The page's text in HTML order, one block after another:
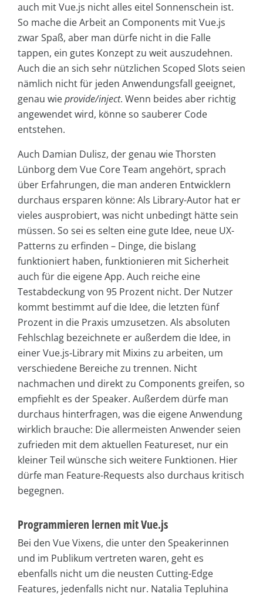
auch mit Vue.js nicht alles eitel Sonnenschein ist.
So mache die Arbeit an Components mit Vue.js
zwar Spaß, aber man dürfe nicht in die Falle
tappen, ein gutes Konzept zu weit auszudehnen.
Auch die an sich sehr nützlichen Scoped Slots seien
nämlich nicht für jeden Anwendungsfall geeignet,
genau wieprovide/inject. Wenn beides aber richtig
angewendet wird, könne so sauberer Code
entstehen.
Auch Damian Dulisz, der genau wie Thorsten
Lünborg dem Vue Core Team angehört, sprach
über Erfahrungen, die man anderen Entwicklern
durchaus ersparen könne: Als Library-Autor hat er
vieles ausprobiert, was nicht unbedingt hätte sein
müssen. So sei es selten eine gute Idee, neue UX-
Patterns zu erfinden – Dinge, die bislang
funktioniert haben, funktionieren mit Sicherheit
auch für die eigene App. Auch reiche eine
Testabdeckung von 95 Prozent nicht. Der Nutzer
kommt bestimmt auf die Idee, die letzten fünf
Prozent in die Praxis umzusetzen. Als absoluten
Fehlschlag bezeichnete er außerdem die Idee, in
einer Vue.js-Library mit Mixins zu arbeiten, um
verschiedene Bereiche zu trennen. Nicht
nachmachen und direkt zu Components greifen, so
empfiehlt es der Speaker. Außerdem dürfe man
durchaus hinterfragen, was die eigene Anwendung
wirklich brauche: Die allermeisten Anwender seien
zufrieden mit dem aktuellen Featureset, nur ein
kleiner Teil wünsche sich weitere Funktionen. Hier
dürfe man Feature-Requests also durchaus kritisch
begegnen.
Programmieren lernen mit Vue.js
Bei den Vue Vixens, die unter den Speakerinnen
und im Publikum vertreten waren, geht es
ebenfalls nicht um die neusten Cutting-Edge
Features, jedenfalls nicht nur. Natalia Tepluhina